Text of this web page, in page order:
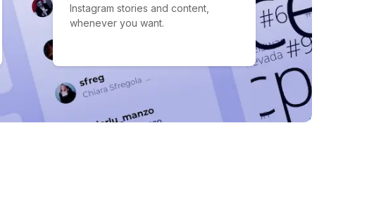
Instagram stories and content,
whenever you want.